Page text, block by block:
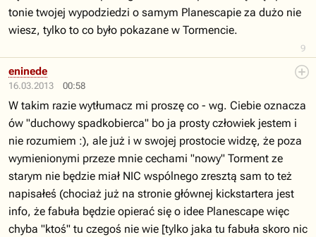
9
tonie twojej wypodziedzi o samym Planescapie za dużo nie
wiesz, tylko to co było pokazane w Tormencie.
16.03.2013 00:58
eninede
W takim razie wytłumacz mi proszę co - wg. Ciebie oznacza
ów "duchowy spadkobierca" bo ja prosty człowiek jestem i
nie rozumiem :), ale już i w swojej prostocie widzę, że poza
wymienionymi przeze mnie cechami "nowy" Torment ze
starym nie będzie miał NIC wspólnego zresztą sam to też
napisałeś (chociaż już na stronie głównej kickstartera jest
info, że fabuła będzie opierać się o idee Planescape więc
chyba "ktoś" tu czegoś nie wie [tylko jaka tu fabuła skoro nic